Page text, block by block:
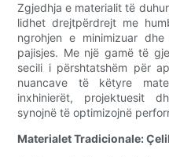
Zgjedhja e materialit të
lidhet drejtpërdrejt me
ngrohjen e minimizuar
pajisjes. Me një gamë të
secili i përshtatshëm për
nuancave të këtyre
inxhinierët, projektuesit
synojnë të optimizojnë
Materialet Tradicionale: